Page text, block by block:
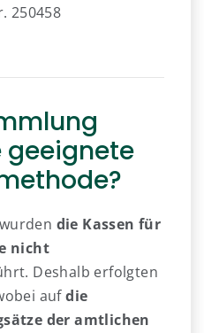
250458
geeignete
die Kassen für
nicht
Deshalb erfolgten
aufdie
der amtlichen